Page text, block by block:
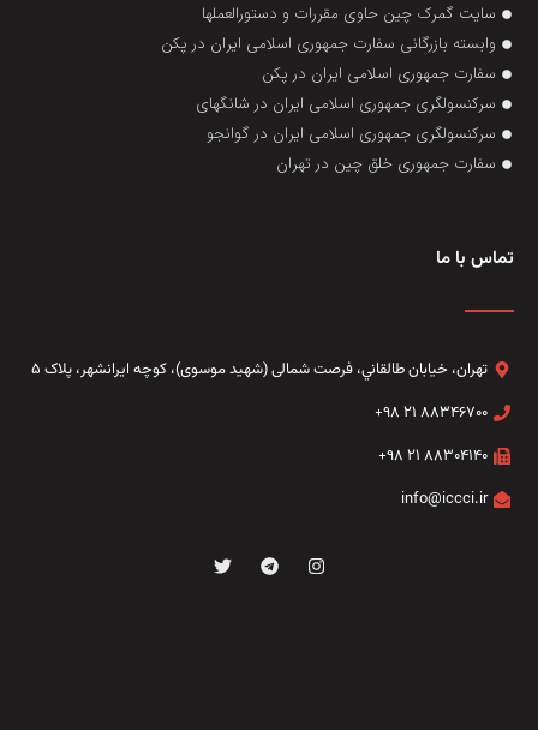
سایت گمرک چین حاوی مقررات و دستورالعملها
وابسته بازرگانی سفارت جمهوری اسلامی ایران در پکن
سفارت جمهوری اسلامی ایران در پکن
سرکنسولگری جمهوری اسلامی ایران در شانگهای
سرکنسولگری جمهوری اسلامی ایران در گوانجو
سفارت جمهوری خلق چین در تهران
تماس با ما
تهران، خيابان طالقاني،‌ فرصت شمالی (شهید موسوی)، کوچه ایرانشهر، پلاک ۵
۸۸۳۴۶۷۰۰ ۲۱ ۹۸+
۸۸۳۰۴۱۴۰ ۲۱ ۹۸+
info@iccci.ir